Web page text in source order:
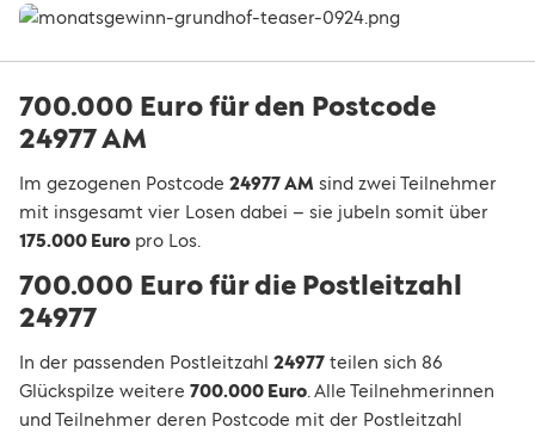
700.000 Euro für den Postcode
24977 AM
Im gezogenen Postcode 24977 AM sind zwei Teilnehmer
mit insgesamt vier Losen dabei – sie jubeln somit über
175.000 Euro pro Los.
700.000 Euro für die Postleitzahl
24977
In der passenden Postleitzahl 24977 teilen sich 86
Glückspilze weitere 700.000 Euro. Alle Teilnehmerinnen
und Teilnehmer deren Postcode mit der Postleitzahl